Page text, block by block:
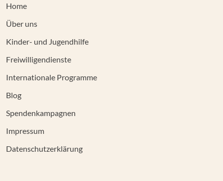
Home
Über uns
Kinder- und Jugendhilfe
Freiwilligendienste
Internationale Programme
Blog
Spendenkampagnen
Impressum
Datenschutzerklärung